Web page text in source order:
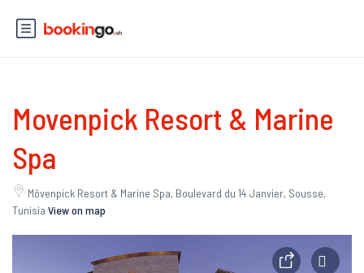
Movenpick Resort & Marine
Spa
Mövenpick Resort & Marine Spa, Boulevard du 14 Janvier, Sousse,
Tunisia View on map